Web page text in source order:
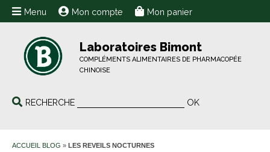
Laboratoires Bimont
COMPLÉMENTS ALIMENTAIRES DE PHARMACOPÉE
CHINOISE
RECHERCHE OK
ACCUEIL BLOG » LES REVEILS NOCTURNES
Menu Mon compte Mon panier